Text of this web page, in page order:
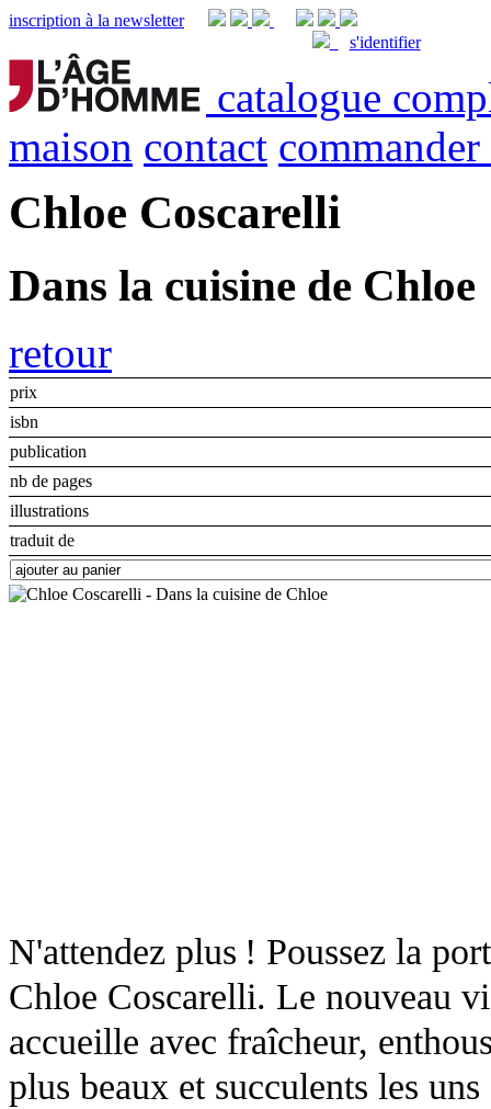
inscription à la newsletter
s'identifier
catalogue
maison contact commander
Chloe Coscarelli
Dans la cuisine de Chloe
retour
prix
isbn
publication
nb de pages
illustrations
traduit de
N'attendez plus ! Poussez la
Chloe Coscarelli. Le nouveau
accueille avec fraîcheur,
plus beaux et succulents les